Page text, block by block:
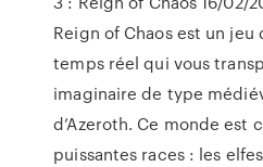
Reign of Chaos est un
temps réel qui vous
imaginaire de type
d’Azeroth. Ce monde est
puissantes races : les